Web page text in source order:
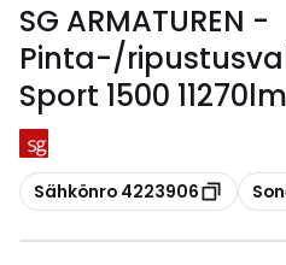
SG ARMATUREN -
Pinta-/
Sport 1500
Kopioi
Sähkönro 4223906 Kopioi